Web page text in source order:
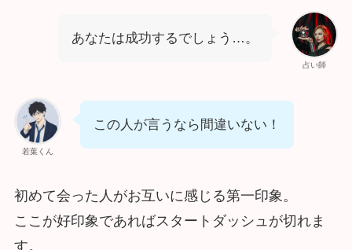
占い師
あなたは成功するでしょう…。
若葉くん
この人が言うなら間違いない！
初めて会った人がお互いに感じる第一印象。
ここが好印象であればスタートダッシュが切れま
す。